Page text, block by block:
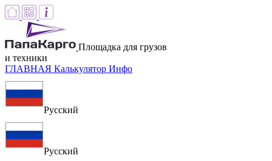
Площадка для грузов
и техники
ГЛАВНАЯ Калькулятор Инфо
Русский
Русский